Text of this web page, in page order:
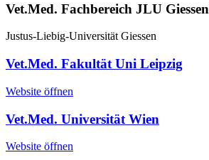
Vet.Med. Fachbereich JLU Giessen
Justus-Liebig-Universität Giessen
Vet.Med. Fakultät Uni Leipzig
Website öffnen
Vet.Med. Universität Wien
Website öffnen